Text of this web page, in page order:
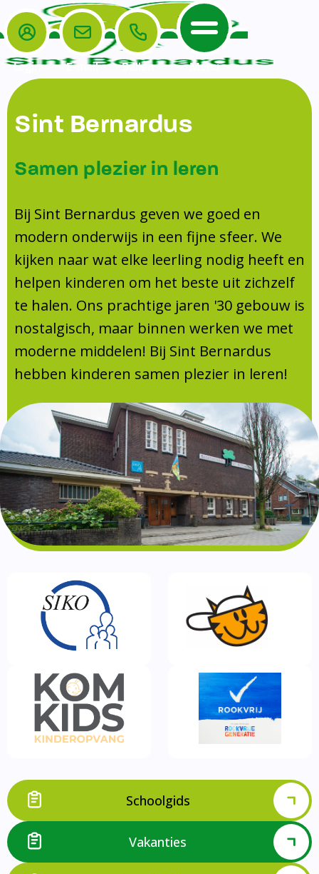
Home
De School
Veiligheidsplan
Onderwijs
Leerlingenraad
Leerlingenzorg
Doorstroomtoets
Jeugdprofessional op school
Centrum Jeugd en Gezin
Schoollogopedie
schoolondersteuningsprofiel
Schooltijden
Absentie
Vakanties
Aanmelden
Schoolgids
Gezonde school
Kinderopvang
BSO
Routebeschrijving
Privacy
Het Team
Ouders
Ouders
TussenSchoolse Opvang (TSO)
Ouderraad (OR)
Medezeggenschapsraad (MR)
Formulieren
Klachtenregeling
Contact
Login E-mail Bellen Menu
Sint Bernardus
Samen plezier in leren
Bij Sint Bernardus geven we goed en
modern onderwijs in een fijne sfeer. We
kijken naar wat elke leerling nodig heeft en
helpen kinderen om het beste uit zichzelf
te halen. Ons prachtige jaren '30 gebouw is
nostalgisch, maar binnen werken we met
moderne middelen! Bij Sint Bernardus
hebben kinderen samen plezier in leren!
Schoolgids
Vakanties